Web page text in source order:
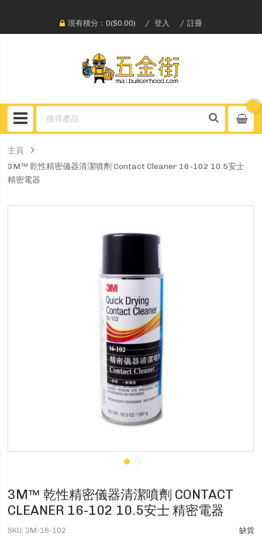
現有積分：0($0.00) 登入 註冊
主頁
3M™ 乾性精密儀器清潔噴劑 Contact Cleaner 16-102 10.5安士
精密電器
3M™ 乾性精密儀器清潔噴劑 CONTACT
CLEANER 16-102 10.5安士 精密電器
缺貨
SKU 3M-16-102